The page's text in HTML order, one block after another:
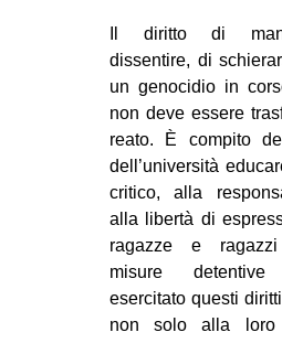
MONDO
in
Fb
tw
Il diritto di
dissentire, di
un genocidio in
non deve essere
reato. È compito
dell’università
critico, alla
alla libertà di
ragazze e
misure
esercitato questi
non solo alla loro